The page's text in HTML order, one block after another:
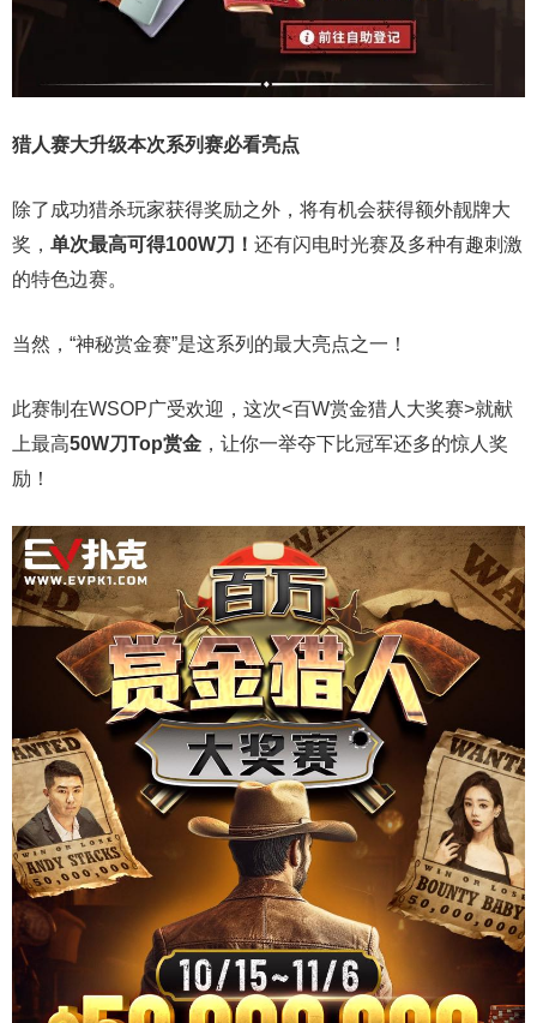
猎人赛大升级本次系列赛必看亮点
除了成功猎杀玩家获得奖励之外，将有机会获得额外靓牌大
奖， 单次最高可得100W刀！ 还有闪电时光赛及多种有趣刺激
的特色边赛。
当然，“神秘赏金赛”是这系列的最大亮点之一！
此赛制在WSOP广受欢迎，这次<百W赏金猎人大奖赛>就献
上最高50W刀Top赏金 ，让你一举夺下比冠军还多的惊人奖
励！